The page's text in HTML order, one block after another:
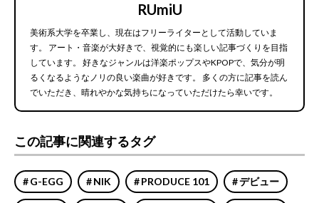
RUmiU
美術系大学を卒業し、現在はフリーライターとして活動していま
す。 アート・音楽が大好きで、視覚的にも楽しい記事づくりを目指
しています。 好きなジャンルは洋楽ポップスやKPOPで、気分が明
るくなるようなノリの良い楽曲が好きです。 多くの方に記事を読ん
でいただき、晴れやかな気持ちになっていただけたら幸いです。
この記事に関連するタグ
G-EGG NIK PRODUCE 101 デビュー